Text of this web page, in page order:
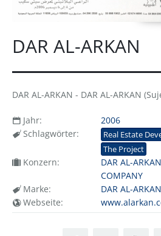
DAR AL-ARKAN
DAR AL-ARKAN - DAR AL-ARKAN
Jahr:
2006
Schlagwörter:
Real Estate
The Project
Konzern:
DAR AL-
COMPANY
Marke:
DAR AL-ARKAN
Webseite: